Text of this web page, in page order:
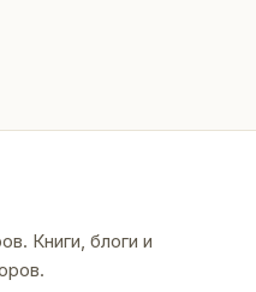
Книги, блоги и